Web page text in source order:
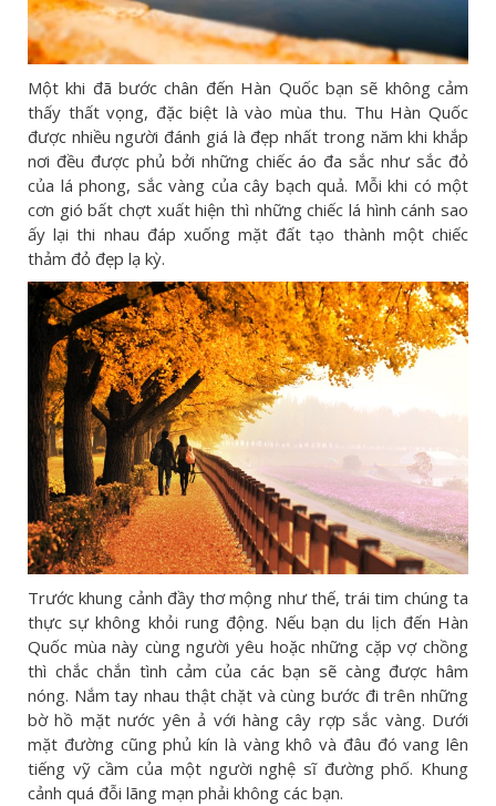
Một khi đã bước chân đến Hàn Quốc bạn sẽ không cảm
thấy thất vọng, đặc biệt là vào mùa thu. Thu Hàn Quốc
được nhiều người đánh giá là đẹp nhất trong năm khi khắp
nơi đều được phủ bởi những chiếc áo đa sắc như sắc đỏ
của lá phong, sắc vàng của cây bạch quả. Mỗi khi có một
cơn gió bất chợt xuất hiện thì những chiếc lá hình cánh sao
ấy lại thi nhau đáp xuống mặt đất tạo thành một chiếc
thảm đỏ đẹp lạ kỳ.
Trước khung cảnh đầy thơ mộng như thế, trái tim chúng ta
thực sự không khỏi rung động. Nếu bạn du lịch đến Hàn
Quốc mùa này cùng người yêu hoặc những cặp vợ chồng
thì chắc chắn tình cảm của các bạn sẽ càng được hâm
nóng. Nắm tay nhau thật chặt và cùng bước đi trên những
bờ hồ mặt nước yên ả với hàng cây rợp sắc vàng. Dưới
mặt đường cũng phủ kín là vàng khô và đâu đó vang lên
tiếng vỹ cầm của một người nghệ sĩ đường phố. Khung
cảnh quá đỗi lãng mạn phải không các bạn.